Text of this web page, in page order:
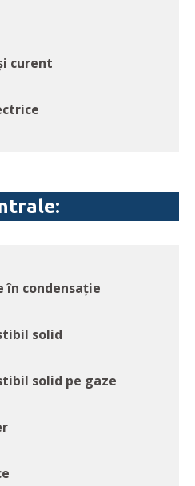
curent
în condensație
solid
solid pe gaze